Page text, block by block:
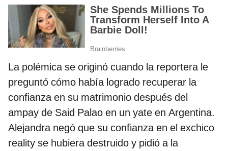
La polémica se originó cuando la reportera le
preguntó cómo había logrado recuperar la
confianza en su matrimonio después del
ampay de Said Palao en un yate en Argentina.
Alejandra negó que su confianza en el exchico
reality se hubiera destruido y pidió a la